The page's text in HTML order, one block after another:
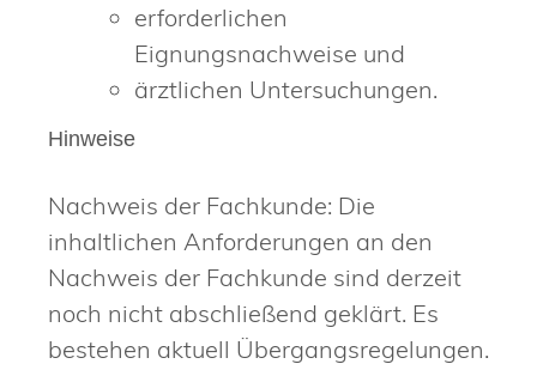
erforderlichen
Eignungsnachweise und
ärztlichen Untersuchungen.
Hinweise
Nachweis der Fachkunde: Die
inhaltlichen Anforderungen an den
Nachweis der Fachkunde sind derzeit
noch nicht abschließend geklärt. Es
bestehen aktuell Übergangsregelungen.